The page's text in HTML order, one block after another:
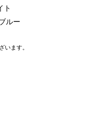
ト
ルー
ます。